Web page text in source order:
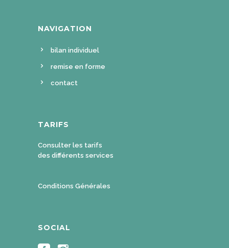
NAVIGATION
bilan individuel
remise en forme
contact
TARIFS
Consulter les tarifs
des différents services
Conditions Générales
SOCIAL